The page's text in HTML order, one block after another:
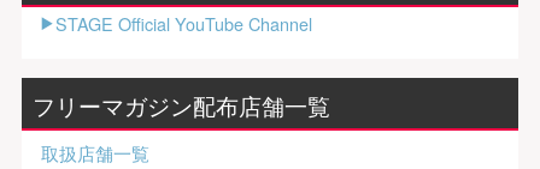
STAGE Official YouTube Channel
フリーマガジン配布店舗一覧
取扱店舗一覧